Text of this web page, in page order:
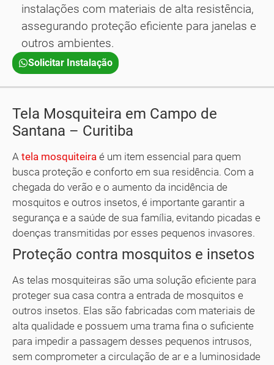
instalações com materiais de alta resistência,
assegurando proteção eficiente para janelas e
outros ambientes.
Solicitar Instalação
Tela Mosquiteira em Campo de
Santana – Curitiba
A tela mosquiteira é um item essencial para quem
busca proteção e conforto em sua residência. Com a
chegada do verão e o aumento da incidência de
mosquitos e outros insetos, é importante garantir a
segurança e a saúde de sua família, evitando picadas e
doenças transmitidas por esses pequenos invasores.
Proteção contra mosquitos e insetos
As telas mosquiteiras são uma solução eficiente para
proteger sua casa contra a entrada de mosquitos e
outros insetos. Elas são fabricadas com materiais de
alta qualidade e possuem uma trama fina o suficiente
para impedir a passagem desses pequenos intrusos,
sem comprometer a circulação de ar e a luminosidade